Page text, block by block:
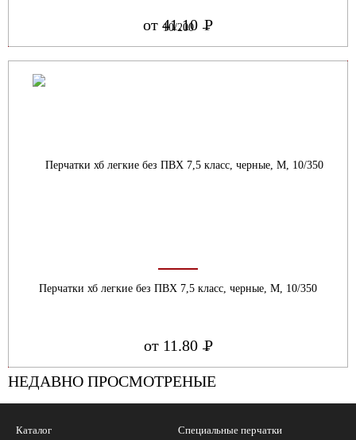
от 41.10 Р
УБ.
Перчатки хб легкие без ПВХ 7,5 класс, черные, М, 10/350
от 11.80 Р
УБ.
НЕДАВНО ПРОСМОТРЕНЫЕ
Каталог
Специальные перчатки